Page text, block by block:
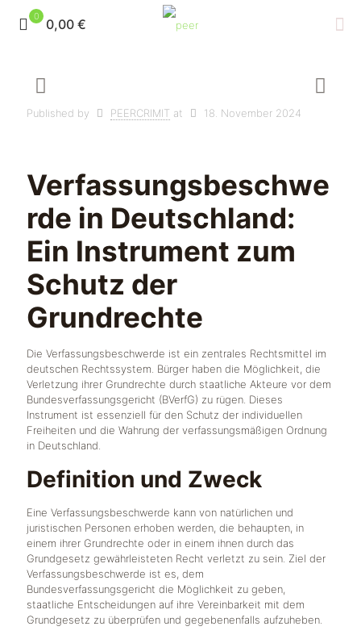
0 0,00 €
Published by PEERCRIMIT at 18. November 2024
Verfassungsbeschwe
rde in Deutschland:
Ein Instrument zum
Schutz der
Grundrechte
Die Verfassungsbeschwerde ist ein zentrales Rechtsmittel im
deutschen Rechtssystem. Bürger haben die Möglichkeit, die
Verletzung ihrer Grundrechte durch staatliche Akteure vor dem
Bundesverfassungsgericht (BVerfG) zu rügen. Dieses
Instrument ist essenziell für den Schutz der individuellen
Freiheiten und die Wahrung der verfassungsmäßigen Ordnung
in Deutschland.
Definition und Zweck
Eine Verfassungsbeschwerde kann von natürlichen und
juristischen Personen erhoben werden, die behaupten, in
einem ihrer Grundrechte oder in einem ihnen durch das
Grundgesetz gewährleisteten Recht verletzt zu sein. Ziel der
Verfassungsbeschwerde ist es, dem
Bundesverfassungsgericht die Möglichkeit zu geben,
staatliche Entscheidungen auf ihre Vereinbarkeit mit dem
Grundgesetz zu überprüfen und gegebenenfalls aufzuheben.